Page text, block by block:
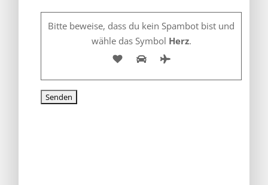
Bitte beweise, dass du kein Spambot bist und
wähle das Symbol Herz.